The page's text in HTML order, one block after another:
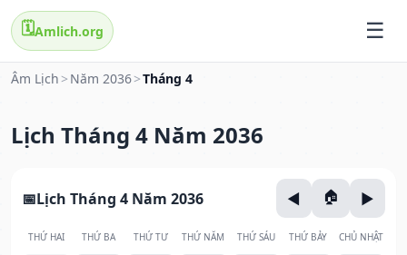
🗓️Amlich.org
Âm Lịch > Năm 2036>Tháng 4
Lịch Tháng 4 Năm 2036
Lịch Tháng 4 Năm 2036
THỨ HAI THỨ BA THỨ TƯ THỨ NĂM THỨ SÁU THỨ BẢY CHỦ NHẬT